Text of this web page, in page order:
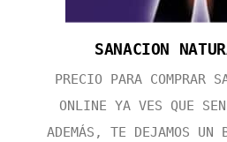
SANACION
PRECIO PARA COMPRAR
ONLINE YA VES QUE
ADEMÁS, TE DEJAMOS UN